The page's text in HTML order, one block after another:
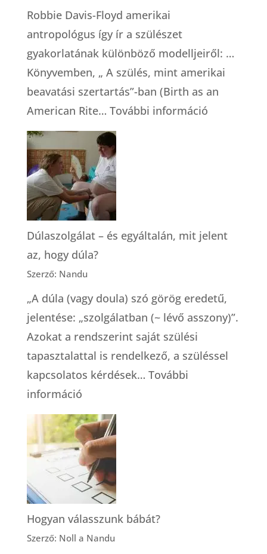
Robbie Davis-Floyd amerikai
antropológus így ír a szülészet
gyakorlatának különböző modelljeiről: …
Könyvemben, „ A szülés, mint amerikai
beavatási szertartás”-ban (Birth as an
American Rite… További információ:
Floyd)
Dúlaszolgálat – és egyáltalán, mit jelent
az, hogy dúla?
Szerző: Nandu
„A dúla (vagy doula) szó görög eredetű,
jelentése: „szolgálatban (~ lévő asszony)”.
Azokat a rendszerint saját szülési
tapasztalattal is rendelkező, a szüléssel
kapcsolatos kérdések… További
információ:
Dúlaszolgálat
–
és
egyáltalán,
mit
jelent
az,
hogy
Hogyan válasszunk bábát?
Szerző: Noll a Nandu